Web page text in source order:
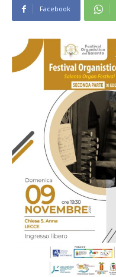
Facebook